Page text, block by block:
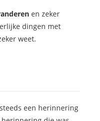
en zeker
dingen met
weet.
een herinnering